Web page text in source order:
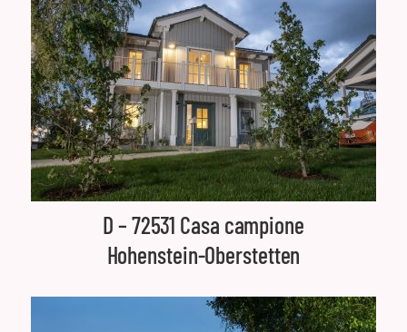
D – 72531 Casa campione
Hohenstein-Oberstetten